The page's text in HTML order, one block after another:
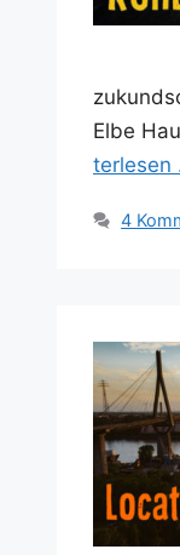
Elbe
ter­le­sen
4